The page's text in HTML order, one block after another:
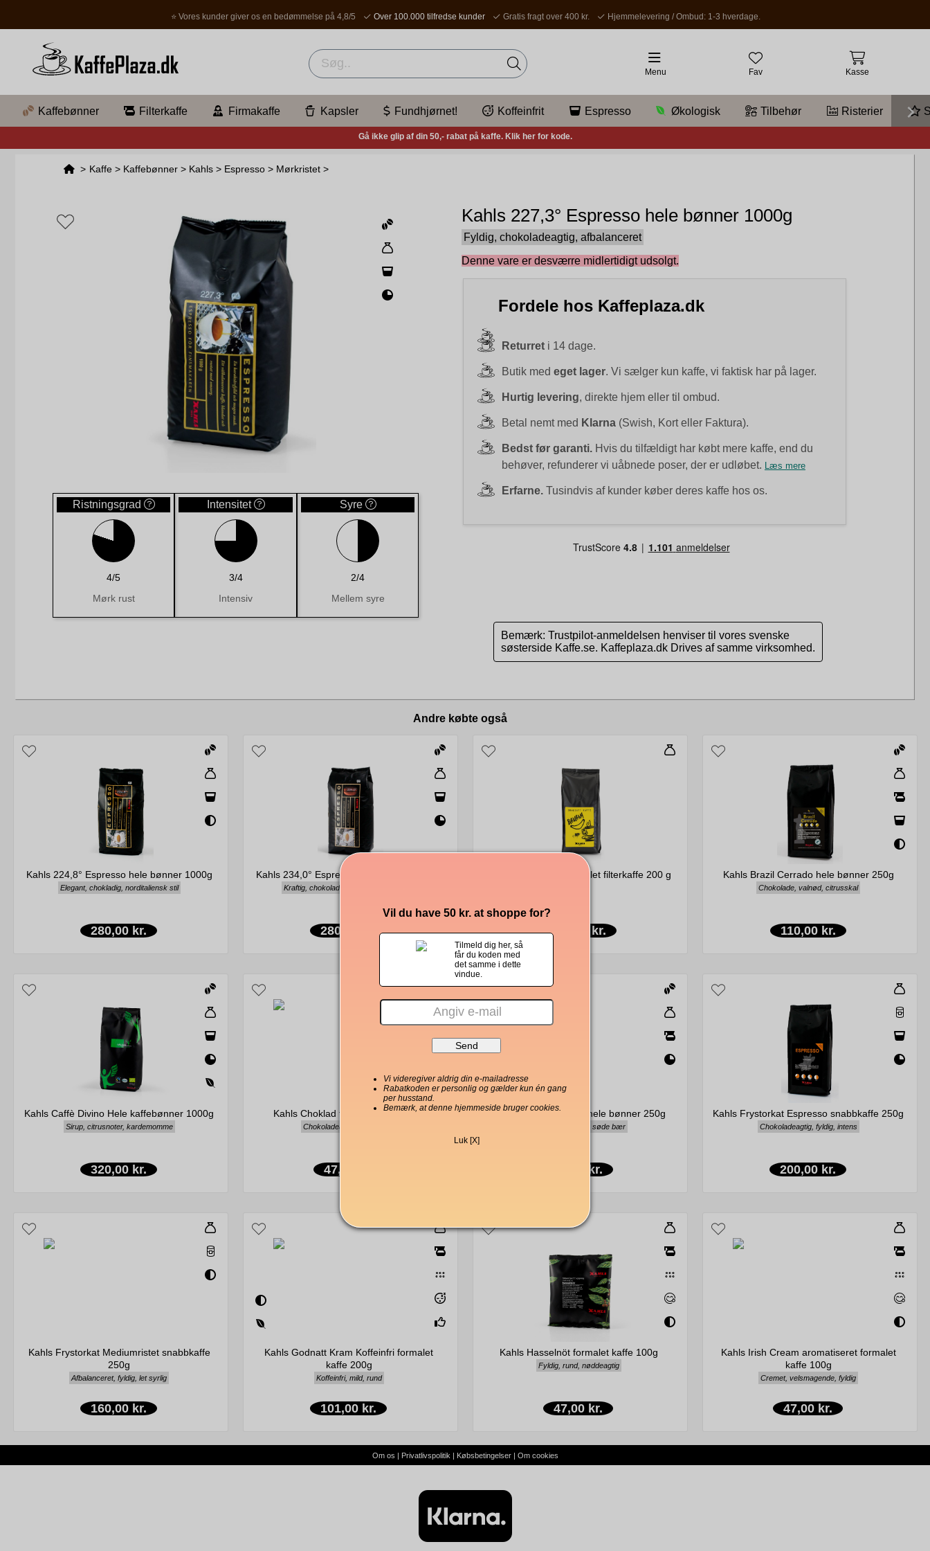
⭐ Vores kunder giver os en bedømmelse på 4,8/5 Over 100.000 tilfredse kunder Gratis fragt over 400 kr. Hjemmelevering / Ombud: 1-3 hverdage.
Menu Fav Kasse
Kaffebønner Filterkaffe Firmakaffe Kapsler Fundhjørnet! Koffeinfrit Espresso Økologisk Tilbehør Risterier
Gå ikke glip af din 50,- rabat på kaffe. Klik her for kode.
> Kaffe > Kaffebønner > Kahls > Espresso > Mørkristet >
Ristningsgrad
4/5
Mørk rust
Intensitet
3/4
Intensiv
Syre
2/4
Mellem syre
Kahls 227,3° Espresso hele bønner 1000g
Fyldig, chokoladeagtig, afbalanceret
Denne vare er desværre midlertidigt udsolgt.
Fordele hos Kaffeplaza.dk
Returreti 14 dage.
Butik med eget lager. Vi sælger kun kaffe, vi faktisk har på lager.
Hurtig levering, direkte hjem eller til ombud.
Betal nemt med Klarna(Swish, Kort eller Faktura).
Bedst før garanti.Hvis du tilfældigt har købt mere kaffe, end du
behøver, refunderer vi uåbnede poser, der er udløbet.
Læs mere
Erfarne.Tusindvis af kunder køber deres kaffe hos os.
Bemærk: Trustpilot-anmeldelsen henviser til vores svenske
søsterside Kaffe.se. Kaffeplaza.dk Drives af samme virksomhed.
Andre købte også
Kahls 224,8° Espresso hele bønner 1000g
Elegant, chokladig, norditaliensk stil
280,00 kr.
Kahls 234,0° Espresso hele bønner 1000g
Kraftig, chokoladeagtig, syditaliensk stil
280,00 kr.
Kahls banansmaget malet filterkaffe 200 g
169,00 kr.
Kahls Brazil Cerrado hele bønner 250g
Chokolade, valnød, citrusskal
110,00 kr.
Kahls Caffè Divino Hele kaffebønner 1000g
Sirup, citrusnoter, kardemomme
320,00 kr.
Kahls Choklad formalet kaffe 100g
Chokoladeagtig, fyldig, blød
47,00 kr.
Kahls Colombia Huila hele bønner 250g
Mørk, chokolade, søde bær
96,00 kr.
Kahls Frystorkat Espresso snabbkaffe 250g
Chokoladeagtig, fyldig, intens
200,00 kr.
Kahls Frystorkat Mediumristet snabbkaffe
250g
Afbalanceret, fyldig, let syrlig
160,00 kr.
Kahls Godnatt Kram Koffeinfri formalet
kaffe 200g
Koffeinfri, mild, rund
101,00 kr.
Kahls Hasselnöt formalet kaffe 100g
Fyldig, rund, nøddeagtig
47,00 kr.
Kahls Irish Cream aromatiseret formalet
kaffe 100g
Cremet, velsmagende, fyldig
47,00 kr.
Om os | Privatlivspolitik | Købsbetingelser| Om cookies
Vil du have 50 kr. at shoppe for?
Tilmeld dig her, så
får du koden med
det samme i dette
vindue.
Vi videregiver aldrig din e-mailadresse
Rabatkoden er personlig og gælder kun én gang
per husstand.
Bemærk, at denne hjemmeside bruger cookies.
Luk [X]